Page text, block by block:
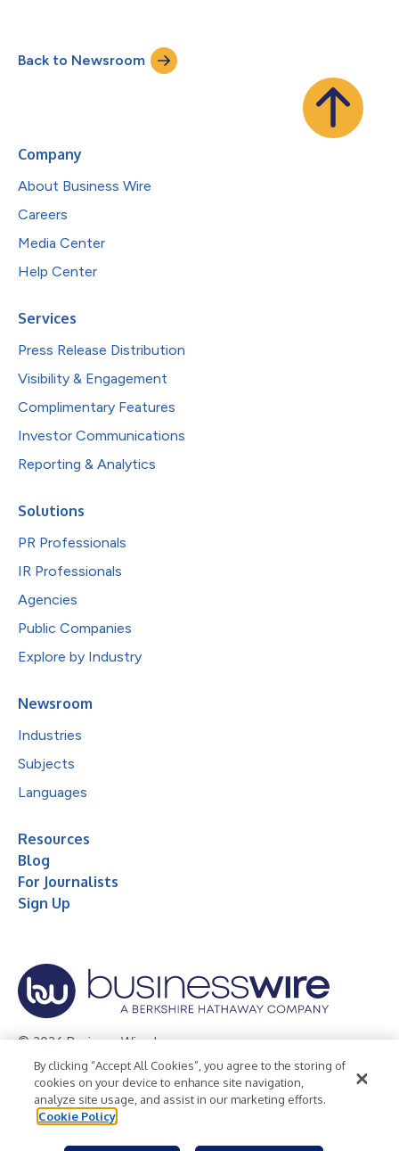
PLIDCO®社長のキンバリー・A・スミスに授与されたこの賞は、
PLIDCO®の優れた顧客サービス、ハイレベルの生産、信頼できる
高品質な製品、そして納期厳守の確かな能力が評価されたもので
す。 「今回の受賞について、アラムコ・アメリカズの皆さんに
感謝します」とスミスは述べています。「PLIDCO®では、お客様
の信頼を得るために日々努力しています。お客様に対して一貫し
て質の高いサービスを提供する当社の能力は、過去75年間、世
界中のパイプラインをより安全にする製品を製造するという目標
現しなかったことです」 アラムコ・アメリカズは、総合エネル
Back to Newsroom
Company
About Business Wire
Careers
Media Center
Help Center
Services
Press Release Distribution
Visibility & Engagement
Complimentary Features
Investor Communications
Reporting & Analytics
Solutions
PR Professionals
IR Professionals
Agencies
Public Companies
Explore by Industry
Newsroom
Industries
Subjects
Languages
Resources
Blog
For Journalists
Sign Up
© 2026 Business Wire, Inc.
Privacy Policy Cookie Policy
Accessibility Statement
Terms of Use
Legal
By clicking “Accept All Cookies”, you agree to the storing of
cookies on your device to enhance site navigation,
analyze site usage, and assist in our marketing efforts.
Cookie Policy